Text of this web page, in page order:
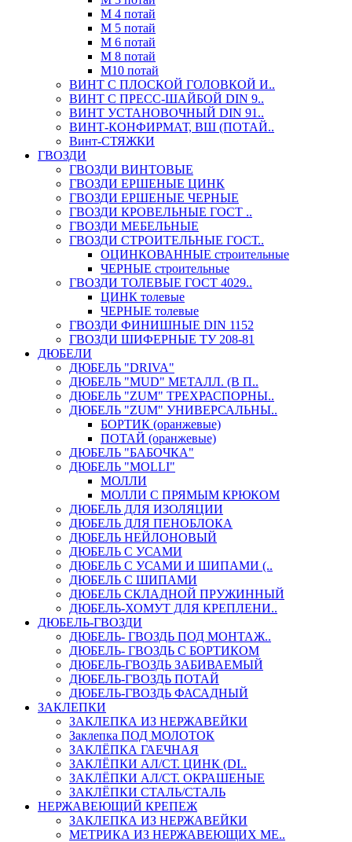
М 4 потай
М 5 потай
М 6 потай
М 8 потай
М10 потай
ВИНТ С ПЛОСКОЙ ГОЛОВКОЙ И..
ВИНТ С ПРЕСС-ШАЙБОЙ DIN 9..
ВИНТ УСТАНОВОЧНЫЙ DIN 91..
ВИНТ-КОНФИРМАТ, ВШ (ПОТАЙ..
Винт-СТЯЖКИ
ГВОЗДИ
ГВОЗДИ ВИНТОВЫЕ
ГВОЗДИ ЕРШЕНЫЕ ЦИНК
ГВОЗДИ ЕРШЕНЫЕ ЧЕРНЫЕ
ГВОЗДИ КРОВЕЛЬНЫЕ ГОСТ ..
ГВОЗДИ МЕБЕЛЬНЫЕ
ГВОЗДИ СТРОИТЕЛЬНЫЕ ГОСТ..
ОЦИНКОВАННЫЕ строительные
ЧЕРНЫЕ строительные
ГВОЗДИ ТОЛЕВЫЕ ГОСТ 4029..
ЦИНК толевые
ЧЕРНЫЕ толевые
ГВОЗДИ ФИНИШНЫЕ DIN 1152
ГВОЗДИ ШИФЕРНЫЕ ТУ 208-81
ДЮБЕЛИ
ДЮБЕЛЬ "DRIVA"
ДЮБЕЛЬ "MUD" МЕТАЛЛ. (В П..
ДЮБЕЛЬ "ZUM" ТРЕХРАСПОРНЫ..
ДЮБЕЛЬ "ZUM" УНИВЕРСАЛЬНЫ..
БОРТИК (оранжевые)
ПОТАЙ (оранжевые)
ДЮБЕЛЬ "БАБОЧКА"
ДЮБЕЛЬ "МOLLI"
МОЛЛИ
МОЛЛИ С ПРЯМЫМ КРЮКОМ
ДЮБЕЛЬ ДЛЯ ИЗОЛЯЦИИ
ДЮБЕЛЬ ДЛЯ ПЕНОБЛОКА
ДЮБЕЛЬ НЕЙЛОНОВЫЙ
ДЮБЕЛЬ С УСАМИ
ДЮБЕЛЬ С УСАМИ И ШИПАМИ (..
ДЮБЕЛЬ С ШИПАМИ
ДЮБЕЛЬ СКЛАДНОЙ ПРУЖИННЫЙ
ДЮБЕЛЬ-ХОМУТ ДЛЯ КРЕПЛЕНИ..
ДЮБЕЛЬ-ГВОЗДИ
ДЮБЕЛЬ- ГВОЗДЬ ПОД МОНТАЖ..
ДЮБЕЛЬ- ГВОЗДЬ С БОРТИКОМ
ДЮБЕЛЬ-ГВОЗДЬ ЗАБИВАЕМЫЙ
ДЮБЕЛЬ-ГВОЗДЬ ПОТАЙ
ДЮБЕЛЬ-ГВОЗДЬ ФАСАДНЫЙ
ЗАКЛЕПКИ
ЗАКЛЕПКА ИЗ НЕРЖАВЕЙКИ
Заклепка ПОД МОЛОТОК
ЗАКЛЁПКА ГАЕЧНАЯ
ЗАКЛЁПКИ АЛ/СТ. ЦИНК (DI..
ЗАКЛЁПКИ АЛ/СТ. ОКРАШЕНЫЕ
ЗАКЛЁПКИ СТАЛЬ/СТАЛЬ
НЕРЖАВЕЮЩИЙ КРЕПЕЖ
ЗАКЛЕПКА ИЗ НЕРЖАВЕЙКИ
МЕТРИКА ИЗ НЕРЖАВЕЮЩИХ МЕ..